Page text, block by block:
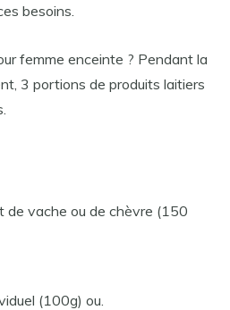
besoins.
femme enceinte ? Pendant la
3 portions de produits laitiers
de vache ou de chèvre (150
(100g) ou.